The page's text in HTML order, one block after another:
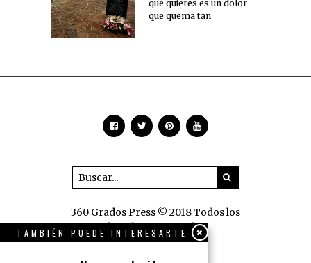
que quieres es un dolor
que quema tan
360 Grados Press © 2018 Todos los
derechos reservados.
TAMBIÉN PUEDE INTERESARTE